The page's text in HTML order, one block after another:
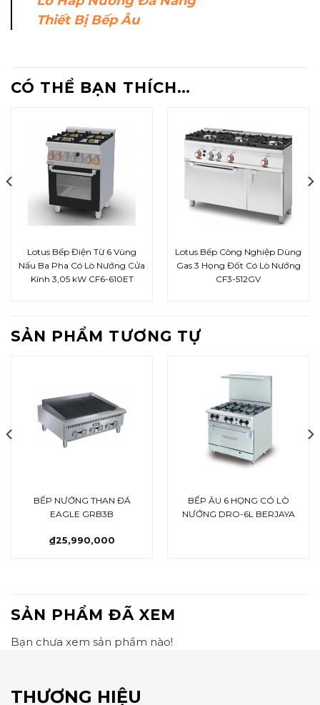
Thiết Bị Bếp Âu
CÓ THỂ BẠN THÍCH…
Lotus Bếp Điện Từ 6 Vùng
Nấu Ba Pha Có Lò Nướng Cửa
Kính 3,05 kW CF6-610ET
Lotus Bếp Công Nghiệp Dùng
Gas 3 Họng Đốt Có Lò Nướng
CF3-512GV
SẢN PHẨM TƯƠNG TỰ
BẾP NƯỚNG THAN ĐÁ
EAGLE GRB3B
₫25,990,000
BẾP ÂU 6 HỌNG CÓ LÒ
NƯỚNG DRO-6L BERJAYA
SẢN PHẨM ĐÃ XEM
Bạn chưa xem sản phẩm nào!
THƯƠNG HIỆU